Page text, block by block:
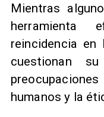
Mientras
reincidencia
cuestionan
humanos y la